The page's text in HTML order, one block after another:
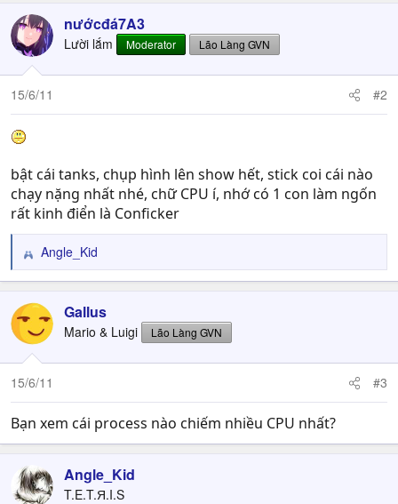
nướcđá7A3
Lười lắm Moderator Lão Làng GVN
15/6/11 #2
bật cái tanks, chụp hình lên show hết, stick coi cái nào
chạy nặng nhất nhé, chữ CPU í, nhớ có 1 con làm ngốn
rất kinh điển là Conficker
R
e
c
t
i
o
n
Angle_Kid
Gallus
Mario & Luigi Lão Làng GVN
15/6/11 #3
Bạn xem cái process nào chiếm nhiều CPU nhất?
Angle_Kid
T.E.T.Я.I.S